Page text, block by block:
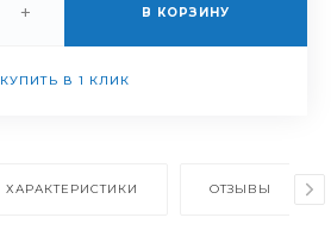
+ В КОРЗИНУ
КУПИТЬ В 1 КЛИК
ХАРАКТЕРИСТИКИ ОТЗЫВЫ